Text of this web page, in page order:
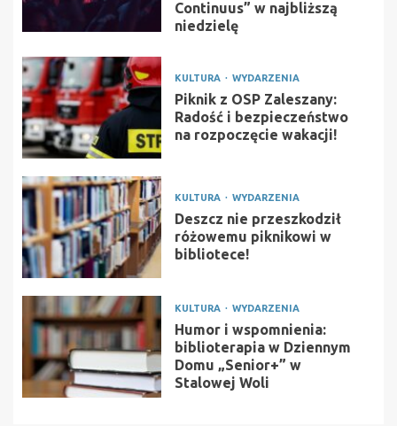
Continuus” w najbliższą
niedzielę
KULTURA WYDARZENIA
Piknik z OSP Zaleszany:
Radość i bezpieczeństwo
na rozpoczęcie wakacji!
KULTURA WYDARZENIA
Deszcz nie przeszkodził
różowemu piknikowi w
bibliotece!
KULTURA WYDARZENIA
Humor i wspomnienia:
biblioterapia w Dziennym
Domu „Senior+” w
Stalowej Woli